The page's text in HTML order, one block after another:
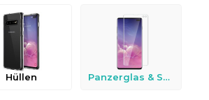
Hüllen Panzerglas & Schutzfolien